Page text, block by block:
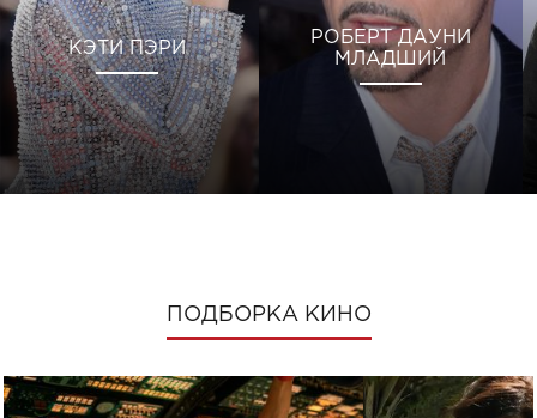
КЭТИ ПЭРИ
РОБЕРТ ДАУНИ
МЛАДШИЙ
ПОДБОРКА КИНО